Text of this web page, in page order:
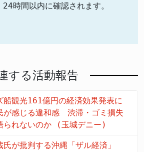
時間以内に確認されます。
する活動報告
船観光161億円の経済効果発表に
が感じる違和感 渋滞・ゴミ損失
られないのか (玉城デニー)
氏が批判する沖縄「ザル経済」